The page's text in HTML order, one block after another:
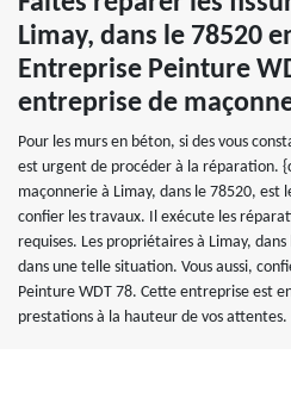
Limay, dans le 78520
Entreprise Peinture
entreprise de
Pour les murs en béton, si des vous
est urgent de procéder à la réparation.
maçonnerie à Limay, dans le 78520, est
confier les travaux. Il exécute les
requises. Les propriétaires à Limay,
dans une telle situation. Vous aussi,
Peinture WDT 78. Cette entreprise est
prestations à la hauteur de vos attentes.